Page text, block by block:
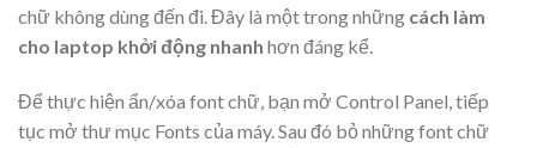
chữ không dùng đến đi. Đây là một trong những cách làm
cho laptop khởi động nhanh hơn đáng kể.
Để thực hiện ẩn/xóa font chữ, bạn mở Control Panel, tiếp
tục mở thư mục Fonts của máy. Sau đó bỏ những font chữ